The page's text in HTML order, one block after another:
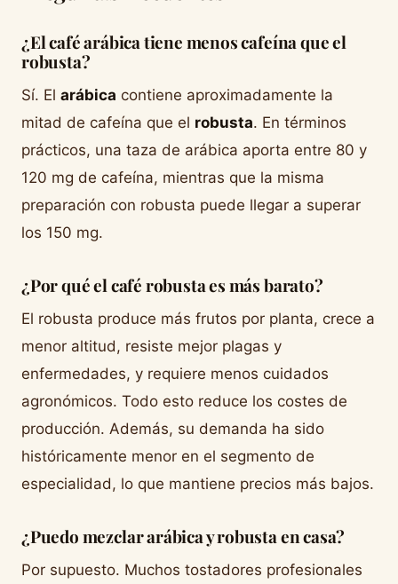
¿El café arábica tiene menos cafeína que el
robusta?
Sí. El arábica contiene aproximadamente la
mitad de cafeína que el robusta. En términos
prácticos, una taza de arábica aporta entre 80 y
120 mg de cafeína, mientras que la misma
preparación con robusta puede llegar a superar
los 150 mg.
¿Por qué el café robusta es más barato?
El robusta produce más frutos por planta, crece a
menor altitud, resiste mejor plagas y
enfermedades, y requiere menos cuidados
agronómicos. Todo esto reduce los costes de
producción. Además, su demanda ha sido
históricamente menor en el segmento de
especialidad, lo que mantiene precios más bajos.
¿Puedo mezclar arábica y robusta en casa?
Por supuesto. Muchos tostadores profesionales